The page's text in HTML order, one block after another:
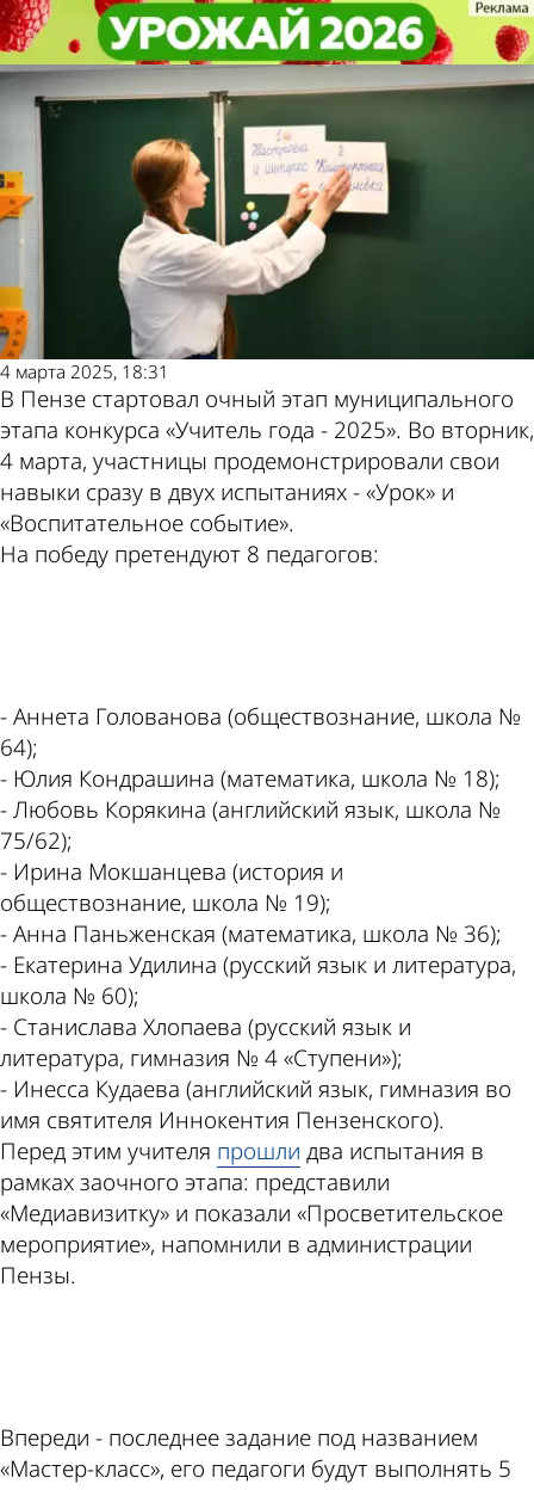
В Пензе педагоги готовятся к
финалу конкурса «Учитель года»
Общество
4 марта 2025, 18:31
В Пензе стартовал очный этап муниципального
этапа конкурса «Учитель года - 2025». Во вторник,
4 марта, участницы продемонстрировали свои
навыки сразу в двух испытаниях - «Урок» и
«Воспитательное событие».
На победу претендуют 8 педагогов:
- Аннета Голованова (обществознание, школа №
64);
- Юлия Кондрашина (математика, школа № 18);
- Любовь Корякина (английский язык, школа №
75/62);
- Ирина Мокшанцева (история и
обществознание, школа № 19);
- Анна Паньженская (математика, школа № 36);
- Екатерина Удилина (русский язык и литература,
школа № 60);
- Станислава Хлопаева (русский язык и
литература, гимназия № 4 «Ступени»);
- Инесса Кудаева (английский язык, гимназия во
имя святителя Иннокентия Пензенского).
Перед этим учителя прошли два испытания в
рамках заочного этапа: представили
«Медиавизитку» и показали «Просветительское
мероприятие», напомнили в администрации
Пензы.
Впереди - последнее задание под названием
«Мастер-класс», его педагоги будут выполнять 5
В Пензе педагоги готовятся к
финалу конкурса «Учитель года»
Общество
Другие новости
по теме
Погода и курсы
валют в Пензе